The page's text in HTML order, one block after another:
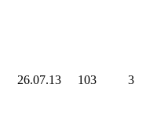
26.07.13 103 3